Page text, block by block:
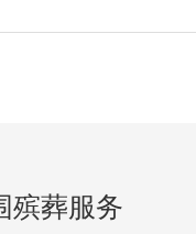
步咨询。根据国
殡葬服务